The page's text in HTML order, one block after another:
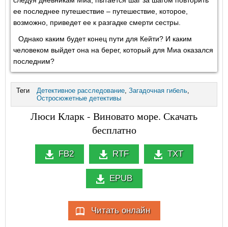
ее последнее путешествие – путешествие, которое,
возможно, приведет ее к разгадке смерти сестры.
Однако каким будет конец пути для Кейти? И каким
человеком выйдет она на берег, который для Миа оказался
последним?
Теги Детективное расследование, Загадочная гибель,
Остросюжетные детективы
Люси Кларк - Виновато море. Скачать
бесплатно
FB2 RTF TXT
EPUB
Читать онлайн